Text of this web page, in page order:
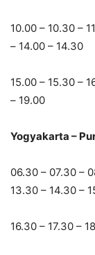
10.00 – 10.30 –
– 14.00 – 14.30
15.00 – 15.30 –
– 19.00
Yogyakarta –
06.30 – 07.30 –
13.30 – 14.30 –
16.30 – 17.30 –